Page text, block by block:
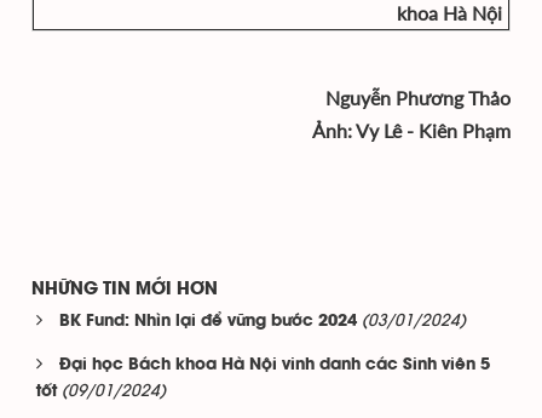
khoa Hà Nội
Nguyễn Phương Thảo
Ảnh: Vy Lê - Kiên Phạm
NHỮNG TIN MỚI HƠN
BK Fund: Nhìn lại để vững bước 2024 (03/01/2024)
Đại học Bách khoa Hà Nội vinh danh các Sinh viên 5
tốt (09/01/2024)